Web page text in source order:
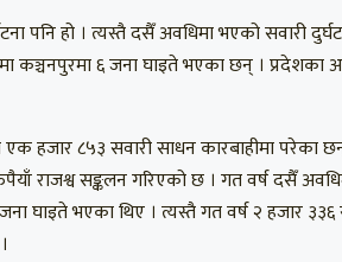
पनि हो । त्यस्तै दसैँ अवधिमा भएको सवारी
कञ्चनपुरमा ६ जना घाइते भएका छन् । प्रदेशका
८५३ सवारी साधन कारबाहीमा परेका छन्
राजश्व सङ्कलन गरिएको छ । गत वर्ष दसैँ
घाइते भएका थिए । त्यस्तै गत वर्ष २ हजार ३३६